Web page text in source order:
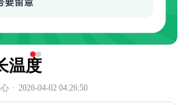
温度
· 2026-04-02 04:26:50